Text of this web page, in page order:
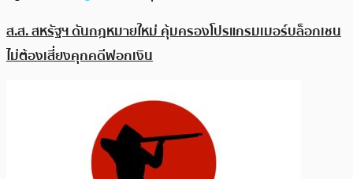
ส.ส. สหรัฐฯ ดันกฎหมายใหม่ คุ้มครองโปรแกรมเมอร์บล็อกเชน
ไม่ต้องเสี่ยงคุกคดีฟอกเงิน